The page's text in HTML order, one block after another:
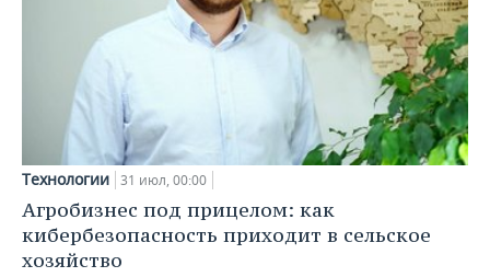
Технологии 31 июл, 00:00
Агробизнес под прицелом: как
кибербезопасность приходит в сельское
хозяйство